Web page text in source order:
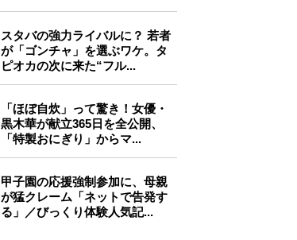
スタバの強力ライバルに？ 若者
が「ゴンチャ」を選ぶワケ。タ
ピオカの次に来た“フル...
「ほぼ自炊」って驚き！女優・
黒木華が献立365日を全公開、
「特製おにぎり」からマ...
甲子園の応援強制参加に、母親
が猛クレーム「ネットで告発す
る」／びっくり体験人気記...